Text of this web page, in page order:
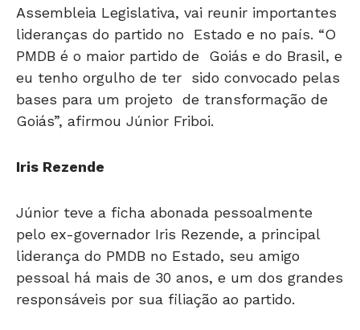
Assembleia Legislativa, vai reunir importantes
lideranças do partido no Estado e no país. “O
PMDB é o maior partido de Goiás e do Brasil, e
eu tenho orgulho de ter sido convocado pelas
bases para um projeto de transformação de
Goiás”, afirmou Júnior Friboi.
Iris Rezende
Júnior teve a ficha abonada pessoalmente
pelo ex-governador Iris Rezende, a principal
liderança do PMDB no Estado, seu amigo
pessoal há mais de 30 anos, e um dos grandes
responsáveis por sua filiação ao partido.